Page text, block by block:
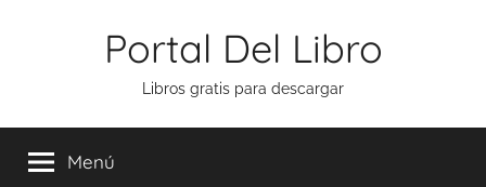
Portal Del Libro
Libros gratis para descargar
Menú